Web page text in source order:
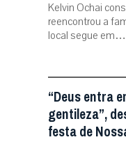
Kelvin Ochai
reencontrou a
local segue em…
“Deus entra
gentileza”,
festa de